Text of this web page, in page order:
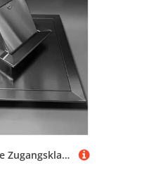
1 Stück langlebige Zugangsklappe aus Edelstahl mit Drehverschluss | Einfach zu installierende Inspektionstür for die Wartung(20x36in)